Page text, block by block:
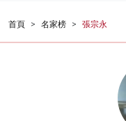
財經
生活
首頁 名家榜 張宗永